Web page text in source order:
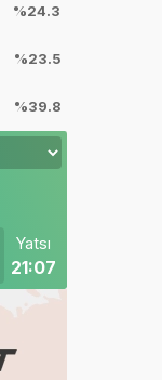
%24.3
%23.5
%39.8
Yatsı
21:07